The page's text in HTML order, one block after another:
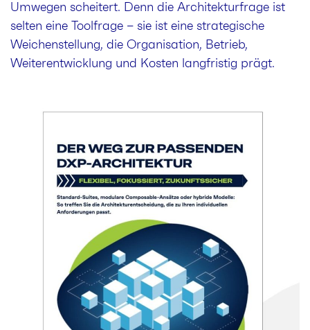
Umwegen scheitert. Denn die Architekturfrage ist
selten eine Toolfrage – sie ist eine strategische
Weichenstellung, die Organisation, Betrieb,
Weiterentwicklung und Kosten langfristig prägt.